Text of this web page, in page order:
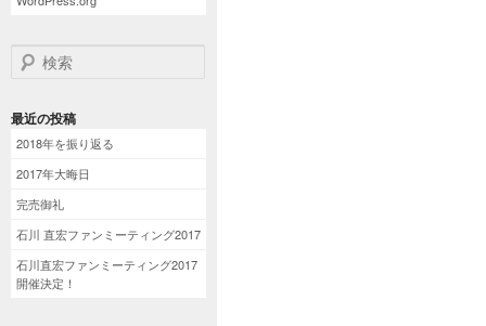
検索
最近の投稿
2018年を振り返る
2017年大晦日
完売御礼
石川 直宏ファンミーティング2017
石川直宏ファンミーティング2017
開催決定！